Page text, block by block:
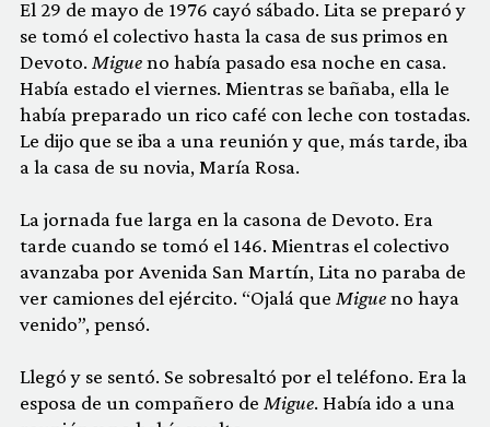
El 29 de mayo de 1976 cayó sábado. Lita se preparó y
se tomó el colectivo hasta la casa de sus primos en
Devoto. Migueno había pasado esa noche en casa.
Había estado el viernes. Mientras se bañaba, ella le
había preparado un rico café con leche con tostadas.
Le dijo que se iba a una reunión y que, más tarde, iba
a la casa de su novia, María Rosa.
La jornada fue larga en la casona de Devoto. Era
tarde cuando se tomó el 146. Mientras el colectivo
avanzaba por Avenida San Martín, Lita no paraba de
ver camiones del ejército. “Ojalá que Migueno haya
venido”, pensó.
Llegó y se sentó. Se sobresaltó por el teléfono. Era la
esposa de un compañero de Migue. Había ido a una